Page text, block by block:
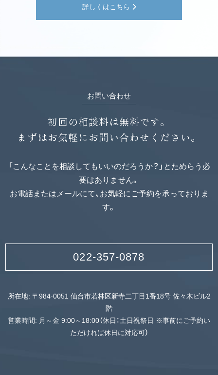
詳しくはこちら
お問い合わせ
初回の相談料は無料です。
まずはお気軽にお問い合わせください。
「こんなことを相談してもいいのだろうか？」とためらう必
要はありません。
お電話またはメールにて、お気軽にご予約を承っておりま
す。
022-357-0878
所在地: 〒984-0051 仙台市若林区新寺二丁目1番18号 佐々木ビル2
階
営業時間: 月～金 9:00～18:00（休日：土日祝祭日 ※事前にご予約い
ただければ休日に対応可）